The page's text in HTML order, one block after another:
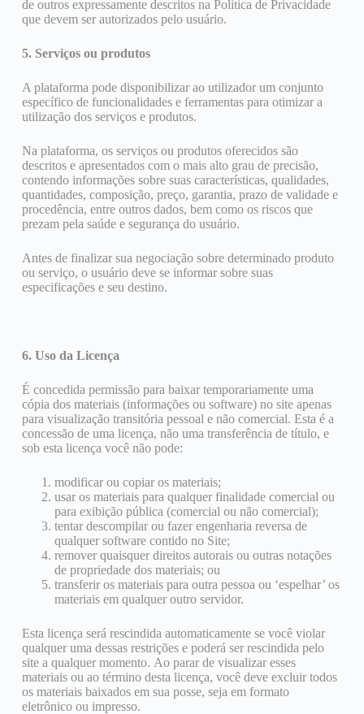
de outros expressamente descritos na Política de Privacidade
que devem ser autorizados pelo usuário.
5. Serviços ou produtos
A plataforma pode disponibilizar ao utilizador um conjunto
específico de funcionalidades e ferramentas para otimizar a
utilização dos serviços e produtos.
Na plataforma, os serviços ou produtos oferecidos são
descritos e apresentados com o mais alto grau de precisão,
contendo informações sobre suas características, qualidades,
quantidades, composição, preço, garantia, prazo de validade e
procedência, entre outros dados, bem como os riscos que
prezam pela saúde e segurança do usuário.
Antes de finalizar sua negociação sobre determinado produto
ou serviço, o usuário deve se informar sobre suas
especificações e seu destino.
6. Uso da Licença
É concedida permissão para baixar temporariamente uma
cópia dos materiais (informações ou software) no site apenas
para visualização transitória pessoal e não comercial. Esta é a
concessão de uma licença, não uma transferência de título, e
sob esta licença você não pode:
modificar ou copiar os materiais;
usar os materiais para qualquer finalidade comercial ou
para exibição pública (comercial ou não comercial);
tentar descompilar ou fazer engenharia reversa de
qualquer software contido no Site;
remover quaisquer direitos autorais ou outras notações
de propriedade dos materiais; ou
transferir os materiais para outra pessoa ou ‘espelhar’ os
materiais em qualquer outro servidor.
Esta licença será rescindida automaticamente se você violar
qualquer uma dessas restrições e poderá ser rescindida pelo
site a qualquer momento. Ao parar de visualizar esses
materiais ou ao término desta licença, você deve excluir todos
os materiais baixados em sua posse, seja em formato
eletrônico ou impresso.